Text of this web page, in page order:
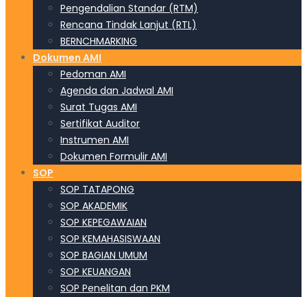
Pengendalian Standar (RTM)
Rencana Tindak Lanjut (RTL)
BERNCHMARKING
Dokumen AMI
Pedoman AMI
Agenda dan Jadwal AMI
Surat Tugas AMI
Sertifikat Auditor
Instrumen AMI
Dokumen Formulir AMI
SOP
SOP TATAPONG
SOP AKADEMIK
SOP KEPEGAWAIAN
SOP KEMAHASISWAAN
SOP BAGIAN UMUM
SOP KEUANGAN
SOP Penelitan dan PKM